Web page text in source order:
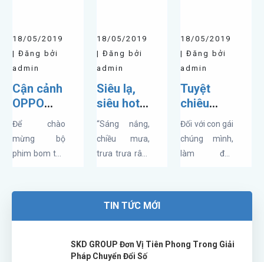
cuộc” thì tính
năng...
6.0 trên
Realme 3...
18/05/2019
| Đăng bởi
admin
Cận cảnh
OPPO
F11 Pro
Avengers
Edition:
“Chất như
Để chào
mừng bộ
phim bom tấn
18/05/2019
| Đăng bởi
admin
Siêu lạ,
siêu hot -
Mặt nạ
cho tâm
trạng
nàng
“Sáng nắng,
chiều mưa,
trưa trưa râm
thường, đặc
ngày “đèn đỏ”
khi cả làn da
18/05/2019
| Đăng bởi
admin
Tuyệt
chiêu
“đối phó”
với thời
tiết ẩm
yêu tóc
Đối với con gái
chúng mình,
làm đẹp
Hãy để Lixibox
TIN TỨC MỚI
SKD GROUP Đơn Vị Tiên Phong Trong Giải
Pháp Chuyển Đổi Số